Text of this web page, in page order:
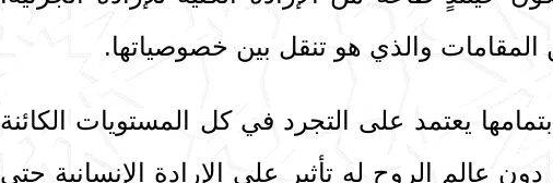
المقامات والذي هو تنقل بين خصوصياتها.
بتمامها يعتمد على التجرد في كل المستويات الكائنة
عالم الروح له تأثير على الإرادة الإنسانية حتى